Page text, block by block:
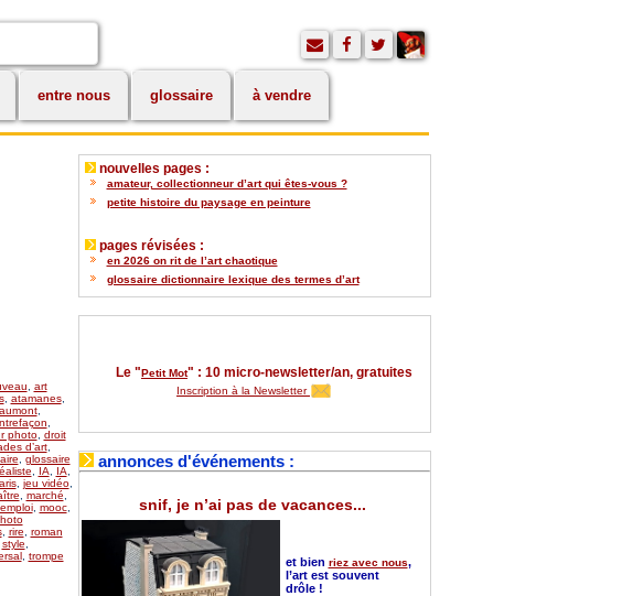
entre nous glossaire à vendre
art
, atamanes,
,
photo, droit
d’art,
glossaire
IA IA
, jeu vidéo,
marché
, mooc,
, rire
roman
style
, trompe
nouvelles pages :
amateur, collectionneur d’art qui êtes-vous ?
petite histoire du paysage en peinture
pages révisées :
en 2026 on rit de l’art chaotique
glossaire dictionnaire lexique des termes d’art
Le "Petit Mot" : 10 micro-newsletter/an, gratuites
Inscription à la Newsletter
annonces d'événements :
snif, je n’ai pas de vacances...
et bien riez avec nous,
l’art est souvent
drôle !